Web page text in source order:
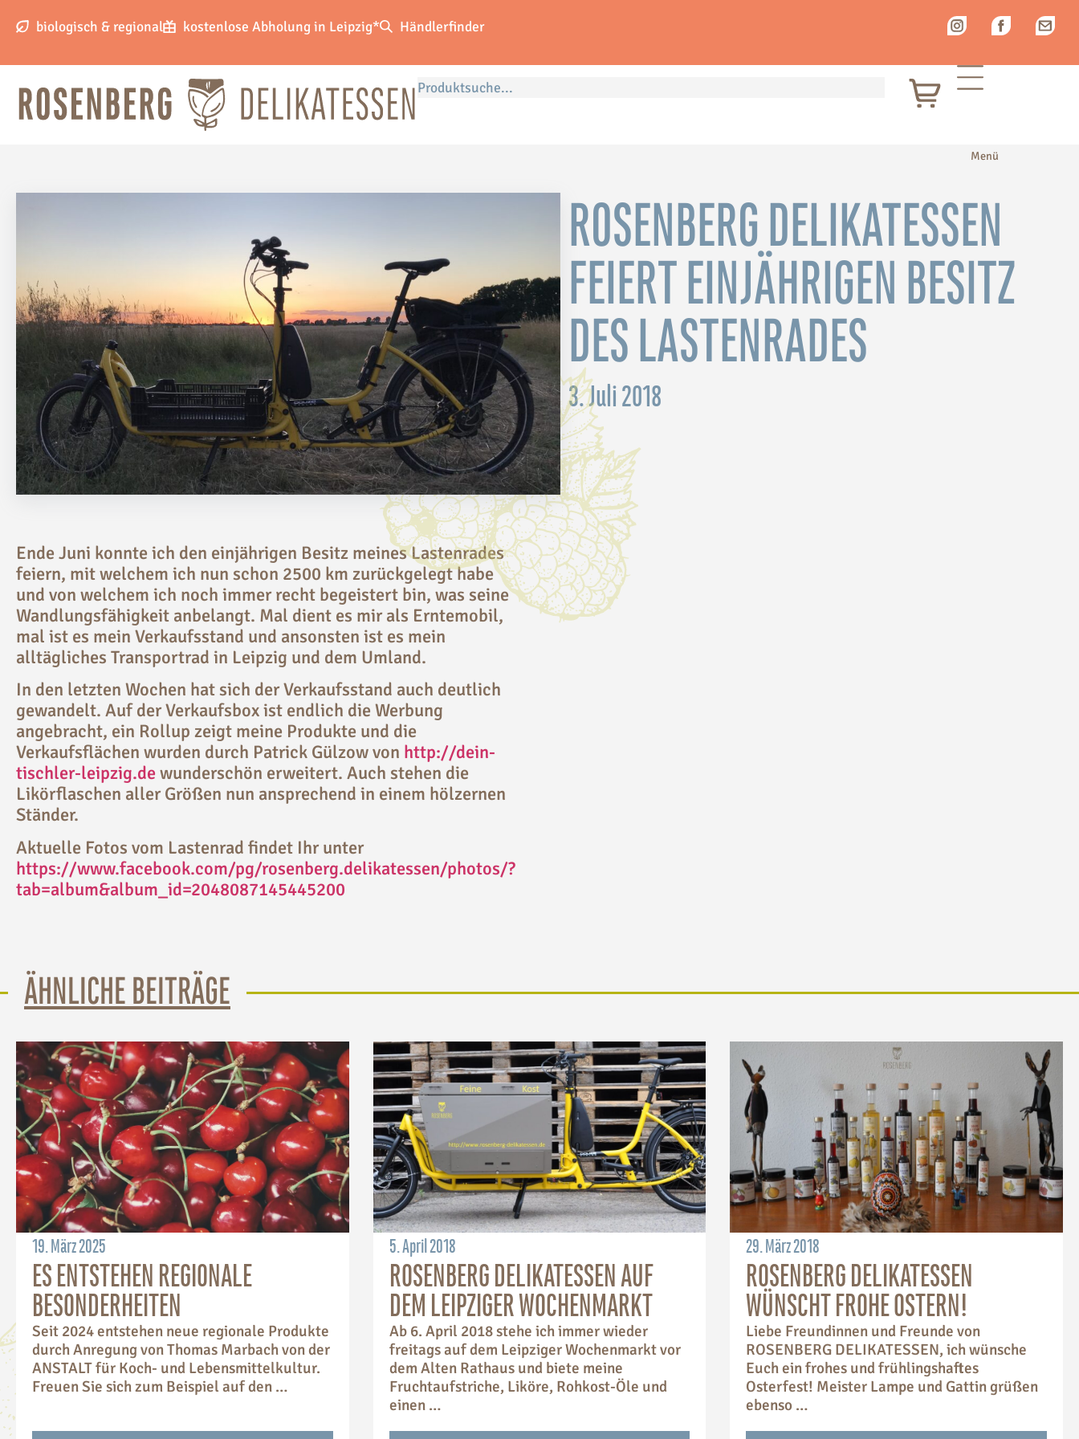
biologisch & regional kostenlose Abholung in Leipzig* Händlerfinder
ROSENBERG DELIKATESSEN
FEIERT EINJÄHRIGEN BESITZ
DES LASTENRADES
3. Juli 2018
Ende Juni konnte ich den einjährigen Besitz meines Lastenrades
feiern, mit welchem ich nun schon 2500 km zurückgelegt habe
und von welchem ich noch immer recht begeistert bin, was seine
Wandlungsfähigkeit anbelangt. Mal dient es mir als Erntemobil,
mal ist es mein Verkaufsstand und ansonsten ist es mein
alltägliches Transportrad in Leipzig und dem Umland.
In den letzten Wochen hat sich der Verkaufsstand auch deutlich
gewandelt. Auf der Verkaufsbox ist endlich die Werbung
angebracht, ein Rollup zeigt meine Produkte und die
Verkaufsflächen wurden durch Patrick Gülzow von http://dein-
tischler-leipzig.dewunderschön erweitert. Auch stehen die
Likörflaschen aller Größen nun ansprechend in einem hölzernen
Ständer.
Aktuelle Fotos vom Lastenrad findet Ihr unter
https://www.facebook.com/pg/rosenberg.delikatessen/photos/?
tab=album&album_id=2048087145445200
ÄHNLICHE BEITRÄGE
19. März 2025
ES ENTSTEHEN REGIONALE
BESONDERHEITEN
Seit 2024 entstehen neue regionale Produkte
durch Anregung von Thomas Marbach von der
ANSTALT für Koch- und Lebensmittelkultur.
Freuen Sie sich zum Beispiel auf den …
5. April 2018
ROSENBERG DELIKATESSEN AUF
DEM LEIPZIGER WOCHENMARKT
Ab 6. April 2018 stehe ich immer wieder
freitags auf dem Leipziger Wochenmarkt vor
dem Alten Rathaus und biete meine
Fruchtaufstriche, Liköre, Rohkost-Öle und
einen …
29. März 2018
ROSENBERG DELIKATESSEN
WÜNSCHT FROHE OSTERN!
Liebe Freundinnen und Freunde von
ROSENBERG DELIKATESSEN, ich wünsche
Euch ein frohes und frühlingshaftes
Osterfest! Meister Lampe und Gattin grüßen
ebenso …